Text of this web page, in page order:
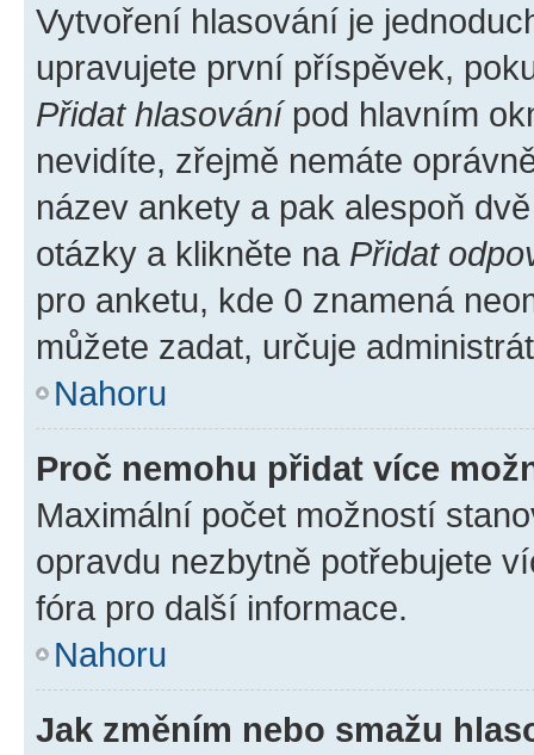
Vytvoření hlasování je
upravujete první příspěvek,
Přidat hlasovánípod hlavním
nevidíte, zřejmě nemáte
název ankety a pak alespoň
otázky a klikněte na Přidat
pro anketu, kde 0 znamená
můžete zadat, určuje
Nahoru
Proč nemohu přidat více
Maximální počet možností
opravdu nezbytně potřebujete
fóra pro další informace.
Nahoru
Jak změním nebo smažu